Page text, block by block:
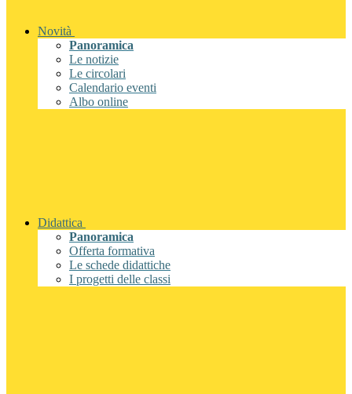
Novità
Panoramica
Le notizie
Le circolari
Calendario eventi
Albo online
Didattica
Panoramica
Offerta formativa
Le schede didattiche
I progetti delle classi